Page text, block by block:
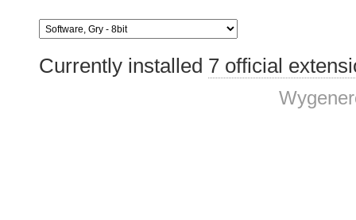
Currently installed 7 official